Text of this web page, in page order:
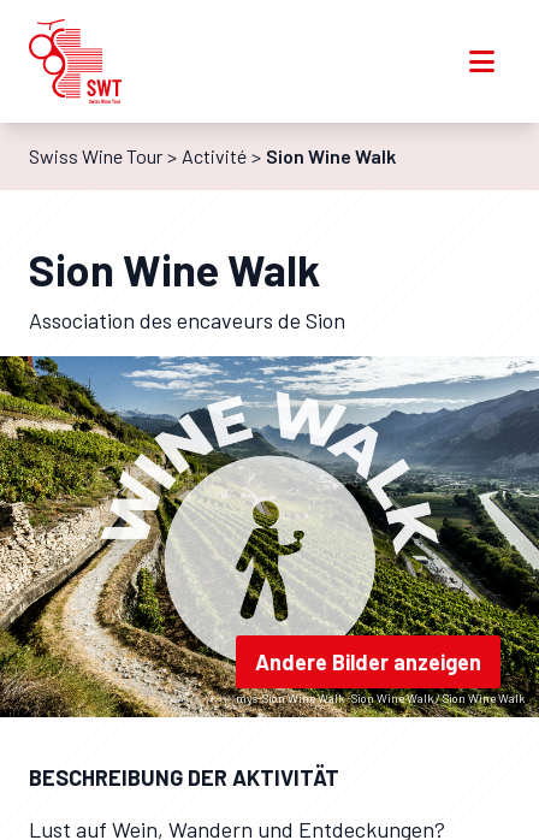
Swiss Wine Tour Activité Sion Wine Walk
Sion Wine Walk
Association des encaveurs de Sion
mys-Sion Wine Walk -Sion Wine Walk / Sion Wine Walk
Andere Bilder anzeigen
BESCHREIBUNG DER AKTIVITÄT
Lust auf Wein, Wandern und Entdeckungen?